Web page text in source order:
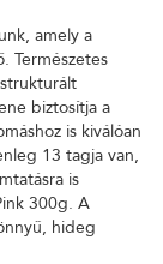
amely a
Természetes
biztosítja a
is kiválóan
13 tagja van,
is
300g. A
hideg